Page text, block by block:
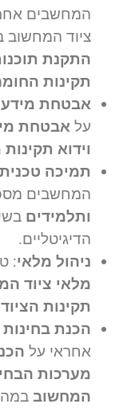
המחשבים
ציוד המחשוב
התקנת
תקינות
אבטחת מידע
על אבטחת
וידוא
תמיכה
המחשבים
ותלמידים
הדיגיטליים.
ניהול מלאי:
מלאי ציוד
תקינות
הכנת
אחראי על
מערכות
המחשוב